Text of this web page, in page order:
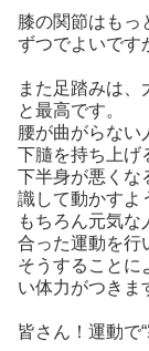
膝の関節はもっ
ずつでよいです
また足踏みは、
と最高です。
腰が曲がらない
下膸を持ち上げ
下半身が悪くな
識して動かすよ
もちろん元気な
合った運動を行
そうすることに
い体力がつきま
皆さん！運動で